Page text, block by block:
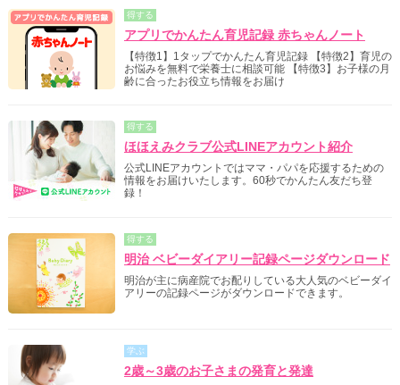
得する
アプリでかんたん育児記録 赤ちゃんノート
【特徴1】1タップでかんたん育児記録 【特徴2】育児の
お悩みを無料で栄養士に相談可能 【特徴3】お子様の月
齢に合ったお役立ち情報をお届け
得する
ほほえみクラブ公式LINEアカウント紹介
公式LINEアカウントではママ・パパを応援するための
情報をお届けいたします。60秒でかんたん友だち登
録！
得する
明治 ベビーダイアリー記録ページダウンロード
明治が主に病産院でお配りしている大人気のベビーダイ
アリーの記録ページがダウンロードできます。
学ぶ
2歳～3歳のお子さまの発育と発達